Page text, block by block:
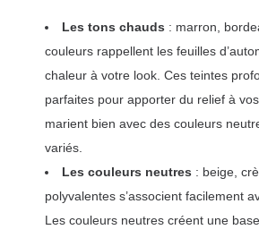
Les tons chauds : marron,
couleurs rappellent les feuilles
chaleur à votre look. Ces teintes
parfaites pour apporter du relief à
marient bien avec des couleurs
variés.
Les couleurs neutres : beige,
polyvalentes s’associent facilement
Les couleurs neutres créent une